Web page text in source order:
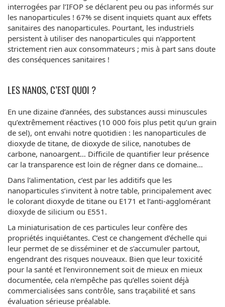
interrogées par l’IFOP se déclarent peu ou pas informés sur
les nanoparticules ! 67% se disent inquiets quant aux effets
sanitaires des nanoparticules. Pourtant, les industriels
persistent à utiliser des nanoparticules qui n’apportent
strictement rien aux consommateurs ; mis à part sans doute
des conséquences sanitaires !
LES NANOS, C’EST QUOI ?
En une dizaine d’années, des substances aussi minuscules
qu’extrêmement réactives (10 000 fois plus petit qu’un grain
de sel), ont envahi notre quotidien : les nanoparticules de
dioxyde de titane, de dioxyde de silice, nanotubes de
carbone, nanoargent… Difficile de quantifier leur présence
car la transparence est loin de régner dans ce domaine…
Dans l’alimentation, c’est par les additifs que les
nanoparticules s’invitent à notre table, principalement avec
le colorant dioxyde de titane ou E171 et l’anti-agglomérant
dioxyde de silicium ou E551.
La miniaturisation de ces particules leur confère des
propriétés inquiétantes. C’est ce changement d’échelle qui
leur permet de se disséminer et de s’accumuler partout,
engendrant des risques nouveaux. Bien que leur toxicité
pour la santé et l’environnement soit de mieux en mieux
documentée, cela n’empêche pas qu’elles soient déjà
commercialisées sans contrôle, sans traçabilité et sans
évaluation sérieuse préalable.